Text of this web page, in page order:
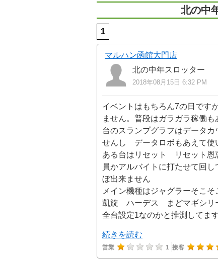
北の中
1
マルハン函館大門店
北の中年スロッター
2018年08月15日 6:32 PM
イベントはもちろん7の日です
ません。普段はガラガラ稼働
台のスランプグラフはデータ
せんし データロボもあえて使
ある台はリセット リセット恩
員かアルバイトに打たせて回
ぼ出来ません
メイン機種はジャグラーそこ
凱旋 ハーデス まどマギシリ
全台設定1なのかと推測して
続きを読む
営業 1 接客